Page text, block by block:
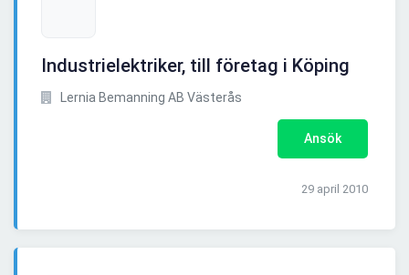
Industrielektriker, till företag i Köping
Lernia Bemanning AB Västerås
Ansök
29 april 2010